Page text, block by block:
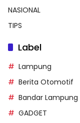
NASIONAL
TIPS
Label
Lampung
Berita Otomotif
Bandar Lampung
GADGET